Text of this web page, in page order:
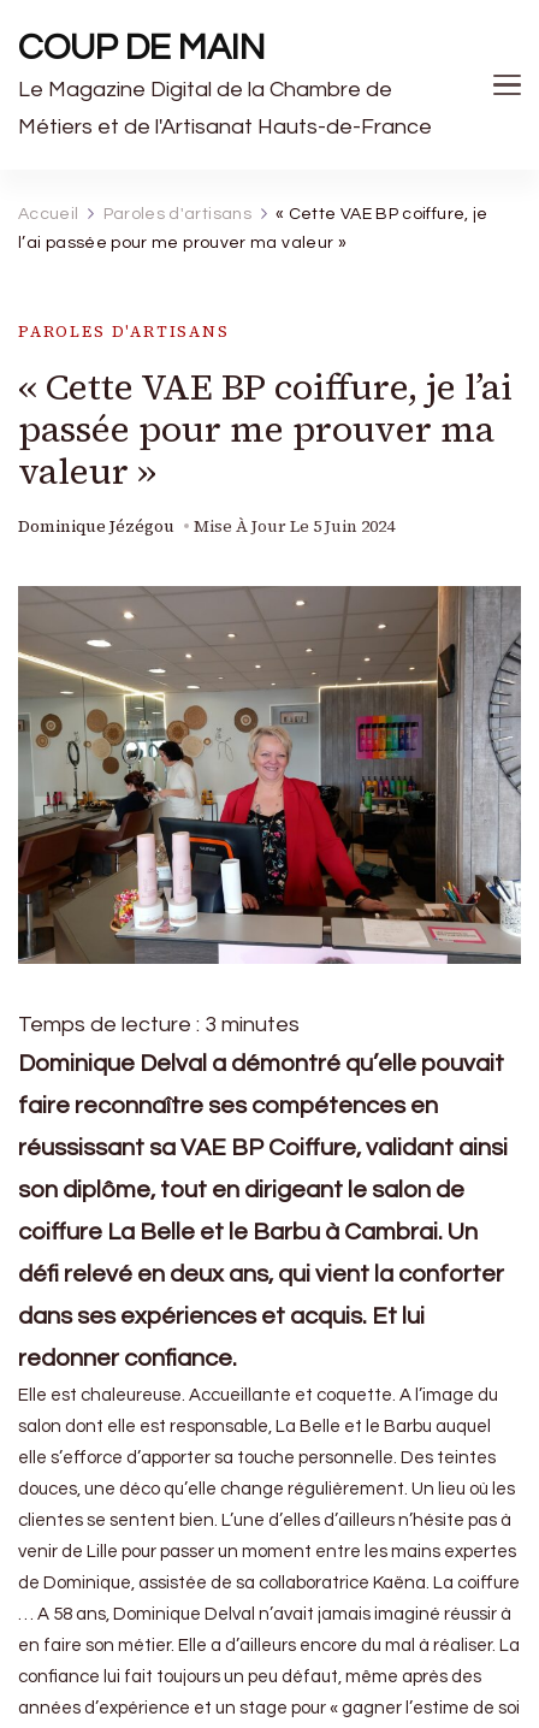
COUP DE MAIN
Le Magazine Digital de la Chambre de
Métiers et de l'Artisanat Hauts-de-France
Accueil Paroles d'artisans
« Cette VAE BP coiffure, je
l’ai passée pour me prouver ma valeur »
PAROLES D'ARTISANS
« Cette VAE BP coiffure, je l’ai
passée pour me prouver ma
valeur »
Dominique Jézégou Mise À Jour Le 5 Juin 2024
Temps de lecture : 3 minutes
Dominique Delval a démontré qu’elle pouvait
faire reconnaître ses compétences en
réussissant sa VAE BP Coiffure, validant ainsi
son diplôme, tout en dirigeant le salon de
coiffure La Belle et le Barbu à Cambrai. Un
défi relevé en deux ans, qui vient la conforter
dans ses expériences et acquis. Et lui
redonner confiance.
Elle est chaleureuse. Accueillante et coquette. A l’image du
salon dont elle est responsable, La Belle et le Barbu auquel
elle s’efforce d’apporter sa touche personnelle. Des teintes
douces, une déco qu’elle change régulièrement. Un lieu où les
clientes se sentent bien. L’une d’elles d’ailleurs n’hésite pas à
venir de Lille pour passer un moment entre les mains expertes
de Dominique, assistée de sa collaboratrice Kaëna. La coiffure
… A 58 ans, Dominique Delval n’avait jamais imaginé réussir à
en faire son métier. Elle a d’ailleurs encore du mal à réaliser. La
confiance lui fait toujours un peu défaut, même après des
années d’expérience et un stage pour « gagner l’estime de soi